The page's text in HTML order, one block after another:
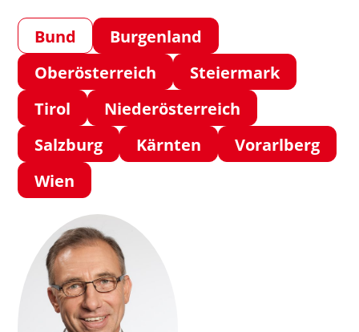
Bund
Burgenland
Oberösterreich
Steiermark
Tirol
Niederösterreich
Salzburg
Kärnten
Vorarlberg
Wien